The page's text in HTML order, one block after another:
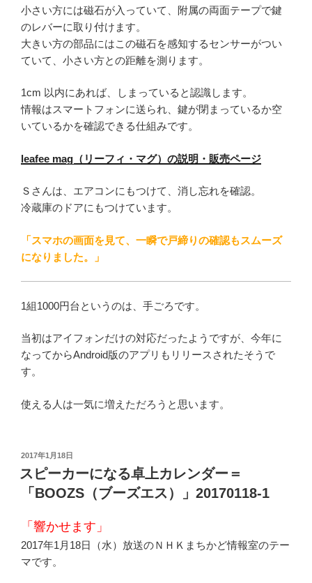
小さい方には磁石が入っていて、附属の両面テープで鍵
のレバーに取り付けます。
大きい方の部品にはこの磁石を感知するセンサーがつい
ていて、小さい方との距離を測ります。
1cm 以内にあれば、しまっていると認識します。
情報はスマートフォンに送られ、鍵が閉まっているか空
いているかを確認できる仕組みです。
leafee mag（リーフィ・マグ）の説明・販売ページ
Ｓさんは、エアコンにもつけて、消し忘れを確認。
冷蔵庫のドアにもつけています。
「スマホの画面を見て、一瞬で戸締りの確認もスムーズ
になりました。」
1組1000円台というのは、手ごろです。
当初はアイフォンだけの対応だったようですが、今年に
なってからAndroid版のアプリもリリースされたそうで
す。
使える人は一気に増えただろうと思います。
投
稿
日:
2017年1月18日
スピーカーになる卓上カレンダー＝
「BOOZS（ブーズエス）」20170118-1
「響かせます」
2017年1月18日（水）放送のＮＨＫまちかど情報室のテー
マです。